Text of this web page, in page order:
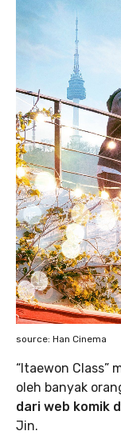
source: Han Cinema
“Itaewon Class”
oleh banyak
dari web komik
Jin.